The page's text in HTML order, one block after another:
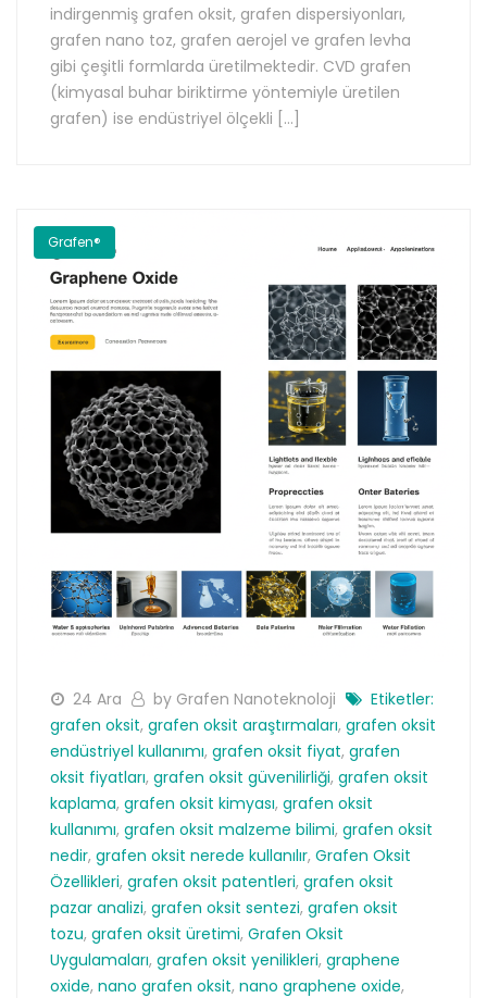
indirgenmiş grafen oksit, grafen dispersiyonları,
grafen nano toz, grafen aerojel ve grafen levha
gibi çeşitli formlarda üretilmektedir. CVD grafen
(kimyasal buhar biriktirme yöntemiyle üretilen
grafen) ise endüstriyel ölçekli […]
Grafen®
24 Ara by Grafen Nanoteknoloji
Etiketler:
grafen oksit, grafen oksit araştırmaları, grafen oksit
endüstriyel kullanımı, grafen oksit fiyat, grafen
oksit fiyatları, grafen oksit güvenilirliği, grafen oksit
kaplama, grafen oksit kimyası, grafen oksit
kullanımı, grafen oksit malzeme bilimi, grafen oksit
nedir, grafen oksit nerede kullanılır, Grafen Oksit
Özellikleri, grafen oksit patentleri, grafen oksit
pazar analizi, grafen oksit sentezi, grafen oksit
tozu, grafen oksit üretimi, Grafen Oksit
Uygulamaları, grafen oksit yenilikleri, graphene
oxide, nano grafen oksit, nano graphene oxide,